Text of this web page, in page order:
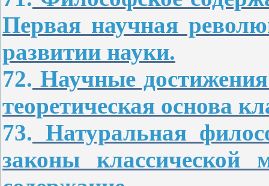
Первая научная
развитии науки.
72. Научные
теоретическая основа
73. Натуральная
законы классической